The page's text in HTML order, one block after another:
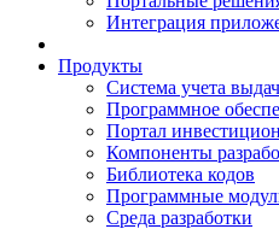
Интеграция
Продукты
Система учета
Программное
Портал
Компоненты
Библиотека кодов
Программные
Среда разработки